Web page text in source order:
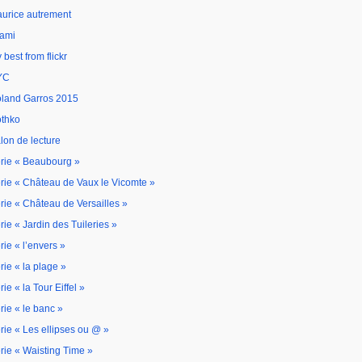
autrement
best from flickr
Garros 2015
de lecture
« Beaubourg »
« Château de Vaux le Vicomte »
« Château de Versailles »
« Jardin des Tuileries »
« l’envers »
« la plage »
« la Tour Eiffel »
« le banc »
« Les ellipses ou @ »
« Waisting Time »